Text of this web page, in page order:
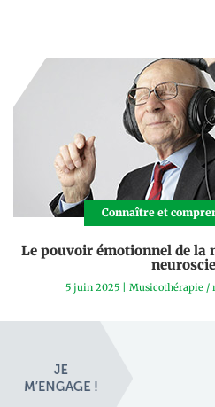
Connaître et
Le pouvoir émotionnel de la
5 juin 2025| Musicothérapie/